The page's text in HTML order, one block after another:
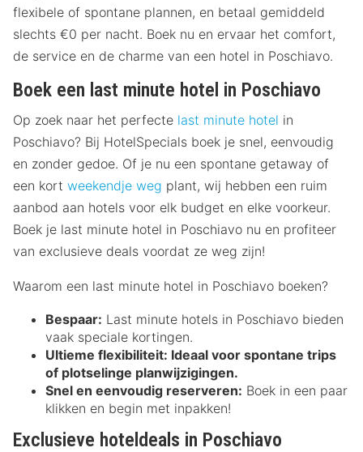
flexibele of spontane plannen, en betaal gemiddeld
slechts €0 per nacht. Boek nu en ervaar het comfort,
de service en de charme van een hotel in Poschiavo.
Boek een last minute hotel in Poschiavo
Op zoek naar het perfecte last minute hotel in
Poschiavo? Bij HotelSpecials boek je snel, eenvoudig
en zonder gedoe. Of je nu een spontane getaway of
een kort weekendje weg plant, wij hebben een ruim
aanbod aan hotels voor elk budget en elke voorkeur.
Boek je last minute hotel in Poschiavo nu en profiteer
van exclusieve deals voordat ze weg zijn!
Waarom een last minute hotel in Poschiavo boeken?
Bespaar: Last minute hotels in Poschiavo bieden
vaak speciale kortingen.
Ultieme flexibiliteit: Ideaal voor spontane trips
of plotselinge planwijzigingen.
Snel en eenvoudig reserveren: Boek in een paar
klikken en begin met inpakken!
Exclusieve hoteldeals in Poschiavo